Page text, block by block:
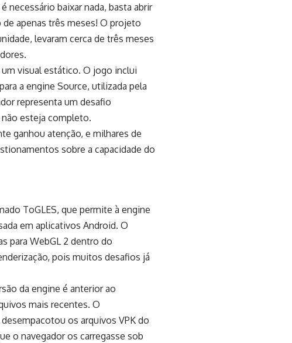
necessário baixar nada, basta abrir
apenas três meses! O projeto
levaram cerca de três meses
visual estático. O jogo inclui
a engine Source, utilizada pela
representa um desafio
esteja completo.
ganhou atenção, e milhares de
sobre a capacidade do
ToGLES, que permite à engine
em aplicativos Android. O
para WebGL 2 dentro do
pois muitos desafios já
da engine é anterior ao
mais recentes. O
os arquivos VPK do
o navegador os carregasse sob